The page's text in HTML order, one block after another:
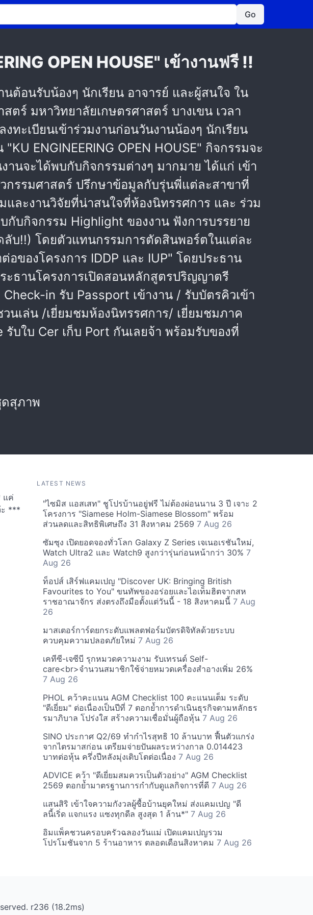
Go
OPEN HOUSE" เข้างานฟรี !!
ต้อนรับน้องๆ นักเรียน อาจารย์ และผู้สนใจ ใน
ตร์ มหาวิทยาลัยเกษตรศาสตร์ บางเขน เวลา
ทะเบียนเข้าร่วมงานก่อนวันงานน้องๆ นักเรียน
ENGINEERING OPEN HOUSE" กิจกรรมจะ
านจะได้พบกับกิจกรรมต่างๆ มากมาย ได้แก่ เข้า
กรรมศาสตร์ ปรึกษาข้อมูลกับรุ่นพี่แต่ละสาขาที่
ละงานวิจัยที่น่าสนใจที่ห้องนิทรรศการ และ ร่วม
กับกิจกรรม Highlight ของงาน ฟังการบรรยาย
ลับ!!) โดยตัวแทนกรรมการตัดสินพอร์ตในแต่ละ
ของโครงการ IDDP และ IUP" โดยประธาน
ธานโครงการเปิดสอนหลักสูตรปริญญาตรี
in รับ Passport เข้างาน / รับบัตรคิวเข้า
นเล่น /เยี่ยมชมห้องนิทรรศการ/ เยี่ยมชมภาค
บใบ Cer เก็บ Port กันเลยจ้า พร้อมรับของที่
สุภาพ
แค่
ะ ***
LATEST NEWS
"ไซมิส แอสเสท" ชูโปรบ้านอยู่ฟรี ไม่ต้องผ่อนนาน 3 ปี เจาะ 2
โครงการ "Siamese Holm-Siamese Blossom" พร้อม
ส่วนลดและสิทธิพิเศษถึง 31 สิงหาคม 2569 7 Aug 26
ซัมซุง เปิดยอดจองทั่วโลก Galaxy Z Series เจเนอเรชันใหม่,
Watch Ultra2 และ Watch9 สูงกว่ารุ่นก่อนหน้ากว่า 30% 7
Aug 26
ท็อปส์ เสิร์ฟแคมเปญ "Discover UK: Bringing British
Favourites to You" ขนทัพของอร่อยและไอเท็มฮิตจากสห
ราชอาณาจักร ส่งตรงถึงมือตั้งแต่วันนี้ - 18 สิงหาคมนี้ 7 Aug
26
มาสเตอร์การ์ดยกระดับแพลตฟอร์มบัตรดิจิทัลด้วยระบบ
ควบคุมความปลอดภัยใหม่ 7 Aug 26
เคทีซี-เจซีบี รุกหมวดความงาม รับเทรนด์ Self-
care<br>จำนวนสมาชิกใช้จ่ายหมวดเครื่องสำอางเพิ่ม 26%
7 Aug 26
PHOL คว้าคะแนน AGM Checklist 100 คะแนนเต็ม ระดับ
"ดีเยี่ยม" ต่อเนื่องเป็นปีที่ 7 ตอกย้ำการดำเนินธุรกิจตามหลักธร
รมาภิบาล โปร่งใส สร้างความเชื่อมั่นผู้ถือหุ้น 7 Aug 26
SINO ประกาศ Q2/69 ทำกำไรสุทธิ 10 ล้านบาท ฟื้นตัวแกร่ง
จากไตรมาสก่อน เตรียมจ่ายปันผลระหว่างกาล 0.014423
บาทต่อหุ้น ครึ่งปีหลังมุ่งเติบโตต่อเนื่อง 7 Aug 26
ADVICE คว้า "ดีเยี่ยมสมควรเป็นตัวอย่าง" AGM Checklist
2569 ตอกย้ำมาตรฐานการกำกับดูแลกิจการที่ดี 7 Aug 26
แสนสิริ เข้าใจความกังวลผู้ซื้อบ้านยุคใหม่ ส่งแคมเปญ "ดี
ลนี้เริ่ด แจกแรง แซงทุกดีล สูงสุด 1 ล้าน*" 7 Aug 26
อิมแพ็คชวนครอบครัวฉลองวันแม่ เปิดแคมเปญรวม
โปรโมชันจาก 5 ร้านอาหาร ตลอดเดือนสิงหาคม 7 Aug 26
r236 (18.2ms)